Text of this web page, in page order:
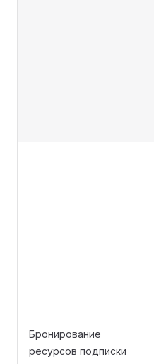
Бронирование
ресурсов подписки